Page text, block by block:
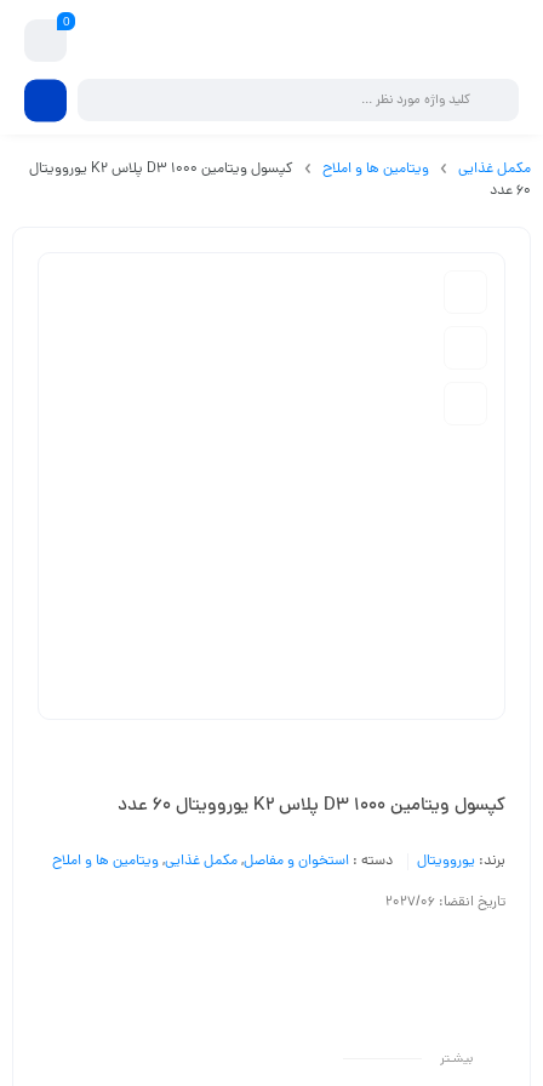
0
مکمل غذایی ویتامین ها و املاح
کپسول ویتامین D3 1000 پلاس K2 یوروویتال
60 عدد
کپسول ویتامین D3 1000 پلاس K2 یوروویتال 60 عدد
برند: یوروویتال دسته : استخوان و مفاصل,مکمل غذایی,ویتامین ها و املاح
تاریخ انقضا: 2027/06
بیشـتر